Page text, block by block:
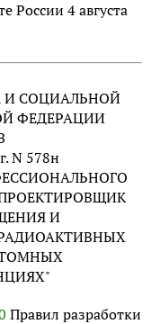
России 4 августа
И СОЦИАЛЬНОЙ
ФЕДЕРАЦИИ
N 578н
И
Правил разработки